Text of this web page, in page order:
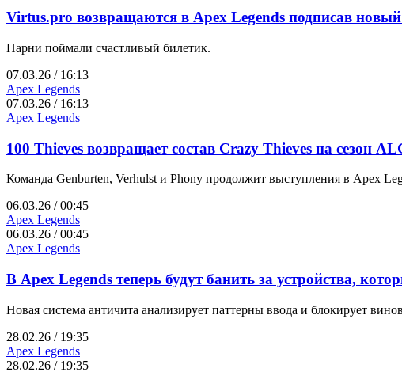
Virtus.pro возвращаются в Apex Legends подписав новый
Парни поймали счастливый билетик.
07.03.26 / 16:13
Apex Legends
07.03.26 / 16:13
Apex Legends
100 Thieves возвращает состав Crazy Thieves на сезон
Команда Genburten, Verhulst и Phony продолжит выступления в Apex
06.03.26 / 00:45
Apex Legends
06.03.26 / 00:45
Apex Legends
В Apex Legends теперь будут банить за устройства,
Новая система античита анализирует паттерны ввода и блокирует
28.02.26 / 19:35
Apex Legends
28.02.26 / 19:35